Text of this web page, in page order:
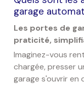
garage
Les portes de
praticité,
Imaginez-vous
chargée, presser
garage s'ouvrir